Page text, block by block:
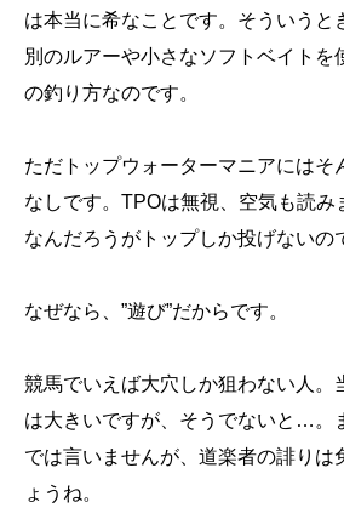
は本当に希なことです。そういうと
別のルアーや小さなソフトベイトを
の釣り方なのです。
ただトップウォーターマニアにはそ
なしです。TPOは無視、空気も読み
なんだろうがトップしか投げないの
なぜなら、”遊び”だからです。
競馬でいえば大穴しか狙わない人。
は大きいですが、そうでないと…。
では言いませんが、道楽者の誹りは
ょうね。